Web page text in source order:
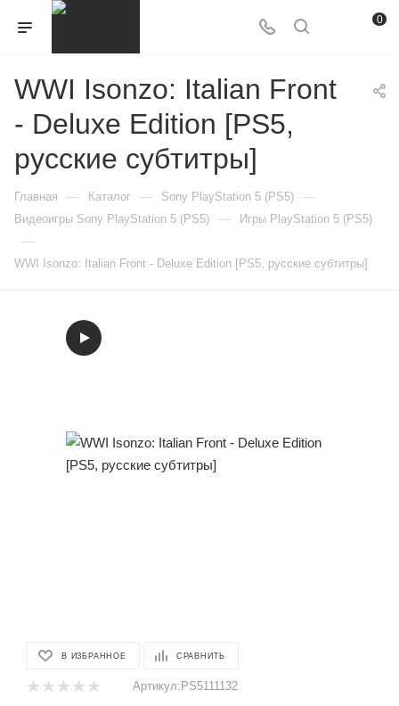
0
WWI Isonzo: Italian Front
- Deluxe Edition [PS5,
русские субтитры]
Главная — Каталог — Sony PlayStation 5 (PS5) —
Видеоигры Sony PlayStation 5 (PS5) — Игры PlayStation 5 (PS5)
—
WWI Isonzo: Italian Front - Deluxe Edition [PS5, русские субтитры]
В ИЗБРАННОЕ СРАВНИТЬ
Артикул: PS5111132